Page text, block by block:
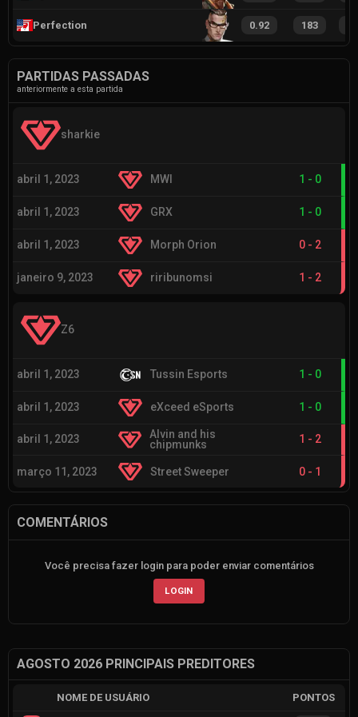
Perfection 0.92 183
PARTIDAS PASSADAS
anteriormente a esta partida
sharkie
abril 1, 2023 MWI 1 - 0
abril 1, 2023 GRX 1 - 0
abril 1, 2023 Morph Orion 0 - 2
janeiro 9, 2023 riribunomsi 1 - 2
Z6
abril 1, 2023 Tussin Esports 1 - 0
abril 1, 2023 eXceed eSports 1 - 0
abril 1, 2023
Alvin and his
chipmunks
1 - 2
março 11, 2023 Street Sweeper 0 - 1
COMENTÁRIOS
Você precisa fazer login para poder enviar comentários
LOGIN
AGOSTO 2026 PRINCIPAIS PREDITORES
NOME DE USUÁRIO PONTOS